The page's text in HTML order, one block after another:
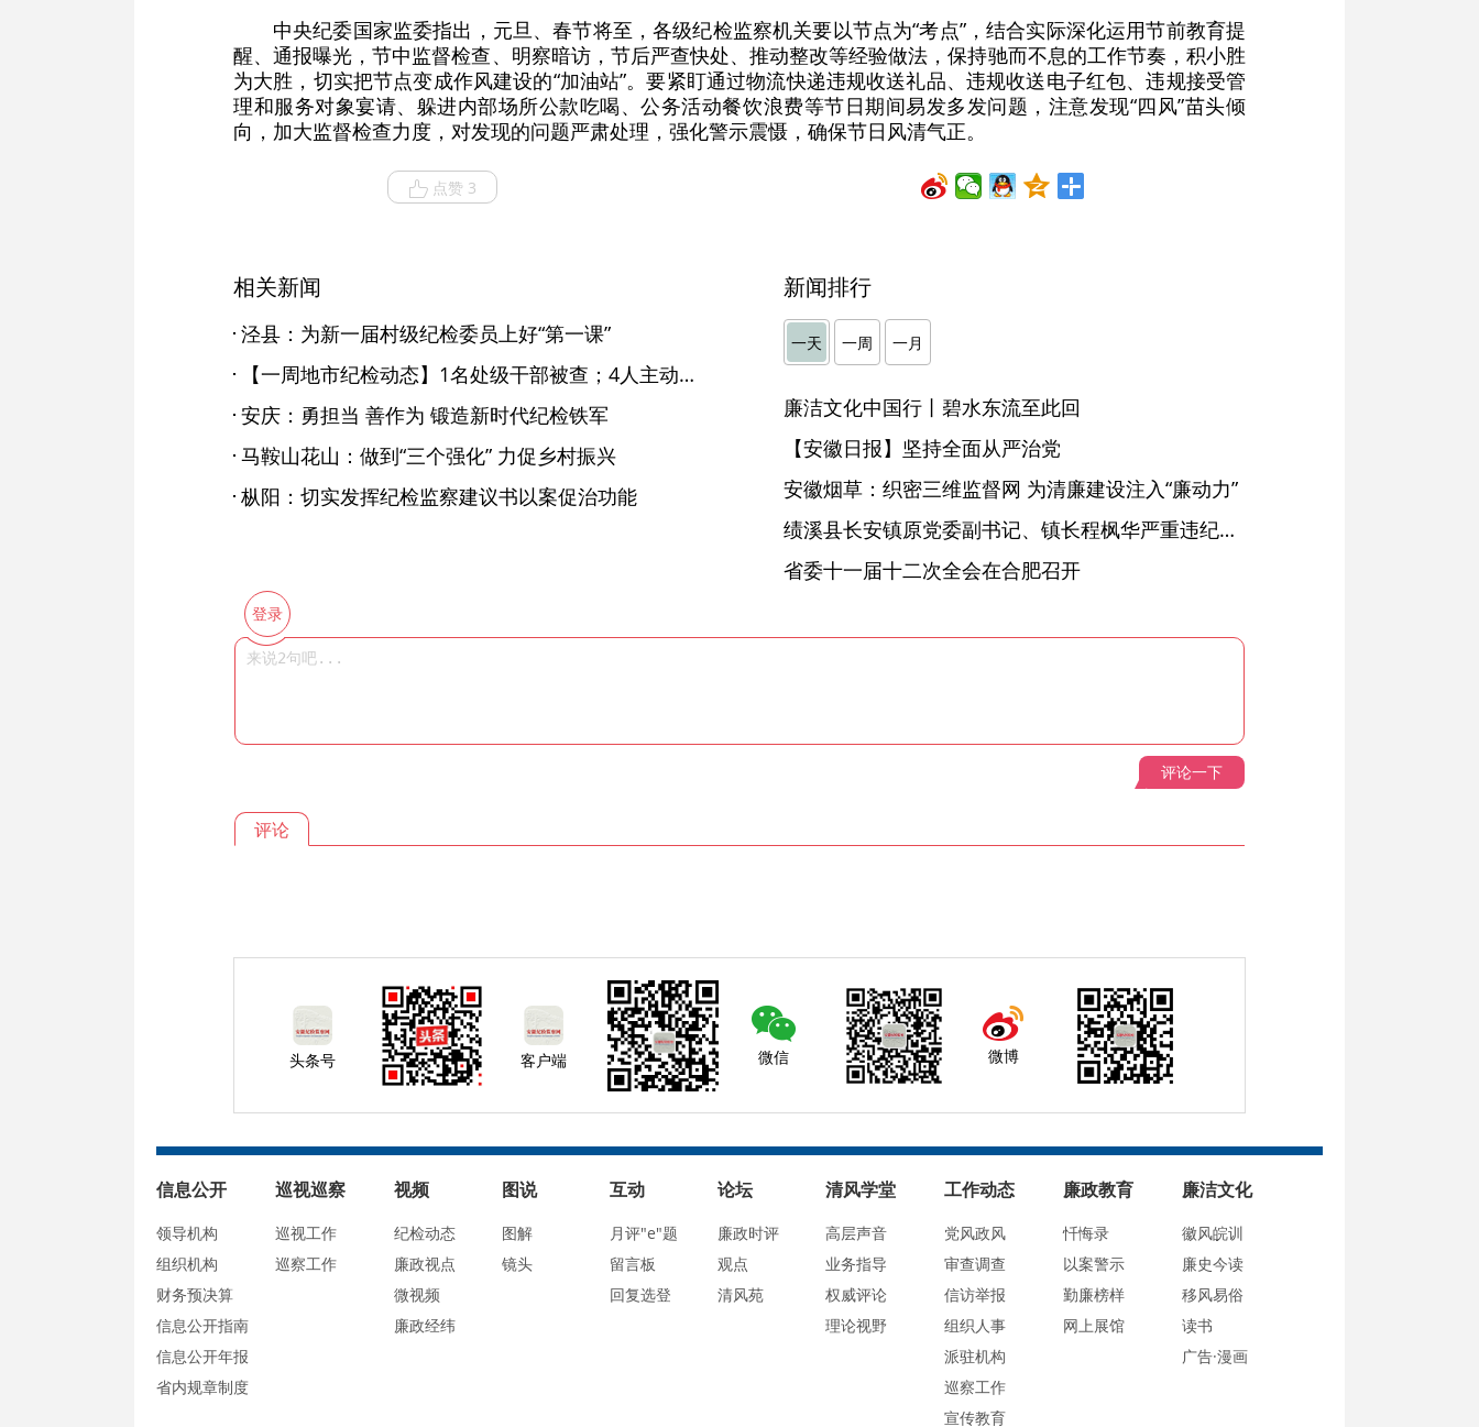
中央纪委国家监委指出，元旦、春节将至，各级纪检监察机关要以节点为“考点”，结合实际深化运用节前教育提
醒、通报曝光，节中监督检查、明察暗访，节后严查快处、推动整改等经验做法，保持驰而不息的工作节奏，积小胜
为大胜，切实把节点变成作风建设的“加油站”。要紧盯通过物流快递违规收送礼品、违规收送电子红包、违规接受管
理和服务对象宴请、躲进内部场所公款吃喝、公务活动餐饮浪费等节日期间易发多发问题，注意发现“四风”苗头倾
向，加大监督检查力度，对发现的问题严肃处理，强化警示震慑，确保节日风清气正。
点赞 3
相关新闻
泾县：为新一届村级纪检委员上好“第一课”
【一周地市纪检动态】1名处级干部被查；4人主动投案
安庆：勇担当 善作为 锻造新时代纪检铁军
马鞍山花山：做到“三个强化” 力促乡村振兴
枞阳：切实发挥纪检监察建议书以案促治功能
新闻排行
一天 一周 一月
廉洁文化中国行丨碧水东流至此回
【安徽日报】坚持全面从严治党
安徽烟草：织密三维监督网 为清廉建设注入“廉动力”
绩溪县长安镇原党委副书记、镇长程枫华严重违纪违法被开除党籍和公职
省委十一届十二次全会在合肥召开
登录
评论一下
评论
头条号 客户端 微信 微博
信息公开
领导机构
组织机构
财务预决算
信息公开指南
信息公开年报
省内规章制度
巡视巡察
巡视工作
巡察工作
视频
纪检动态
廉政视点
微视频
廉政经纬
图说
图解
镜头
互动
月评"e"题
留言板
回复选登
论坛
廉政时评
观点
清风苑
清风学堂
高层声音
业务指导
权威评论
理论视野
工作动态
党风政风
审查调查
信访举报
组织人事
派驻机构
巡察工作
宣传教育
廉政教育
忏悔录
以案警示
勤廉榜样
网上展馆
廉洁文化
徽风皖训
廉史今读
移风易俗
读书
广告·漫画